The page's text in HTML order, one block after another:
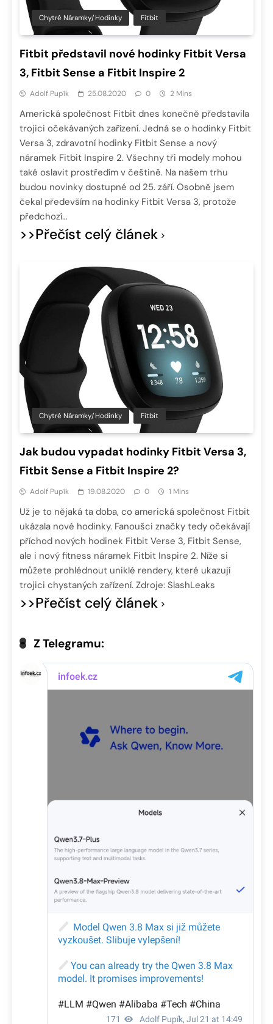
Chytré Náramky/hodinky Fitbit
Fitbit představil nové hodinky Fitbit Versa
3, Fitbit Sense a Fitbit Inspire 2
Adolf Pupík 25.08.2020 0 2 Mins
Americká společnost Fitbit dnes konečně představila
trojici očekávaných zařízení. Jedná se o hodinky Fitbit
Versa 3, zdravotní hodinky Fitbit Sense a nový
náramek Fitbit Inspire 2. Všechny tři modely mohou
také oslavit prostředím v češtině. Na našem trhu
budou novinky dostupné od 25. září. Osobně jsem
čekal především na hodinky Fitbit Versa 3, protože
předchozí…
>>Přečíst celý článek
Chytré Náramky/hodinky Fitbit
Jak budou vypadat hodinky Fitbit Versa 3,
Fitbit Sense a Fitbit Inspire 2?
Adolf Pupík 19.08.2020 0 1 Mins
Už je to nějaká ta doba, co americká společnost Fitbit
ukázala nové hodinky. Fanoušci značky tedy očekávají
příchod nových hodinek Fitbit Verse 3, Fitbit Sense,
ale i nový fitness náramek Fitbit Inspire 2. Níže si
můžete prohlédnout uniklé rendery, které ukazují
trojici chystaných zařízení. Zdroje: SlashLeaks
>>Přečíst celý článek
Z Telegramu: